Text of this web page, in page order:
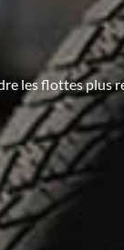
les flottes plus